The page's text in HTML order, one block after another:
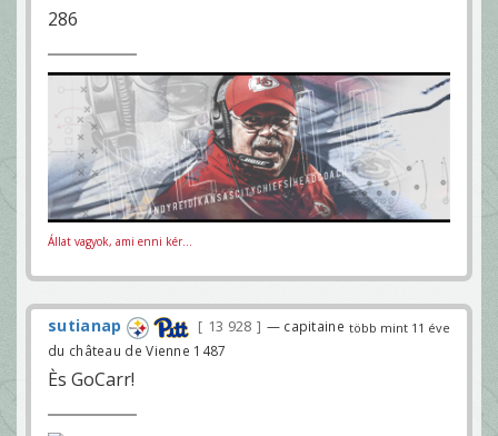
286
Állat vagyok, ami enni kér...
több mint 11 éve
sutianap 13 928
— capitaine
du château de Vienne 1487
Ès GoCarr!